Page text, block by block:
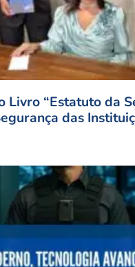
Livro “Estatuto da
das